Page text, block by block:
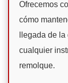
Ofrecemos
cómo
llegada de
cualquier
remolque.